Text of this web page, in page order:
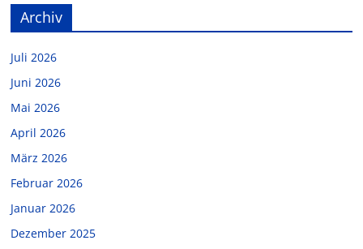
Archiv
Juli 2026
Juni 2026
Mai 2026
April 2026
März 2026
Februar 2026
Januar 2026
Dezember 2025